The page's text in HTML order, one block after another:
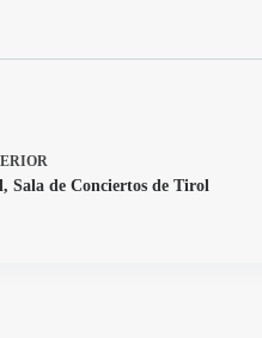
Sala de Conciertos de Tirol